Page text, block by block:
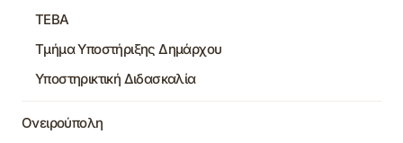
ΤΕΒΑ
Τμήμα Υποστήριξης Δημάρχου
Υποστηρικτική Διδασκαλία
Ονειρούπολη